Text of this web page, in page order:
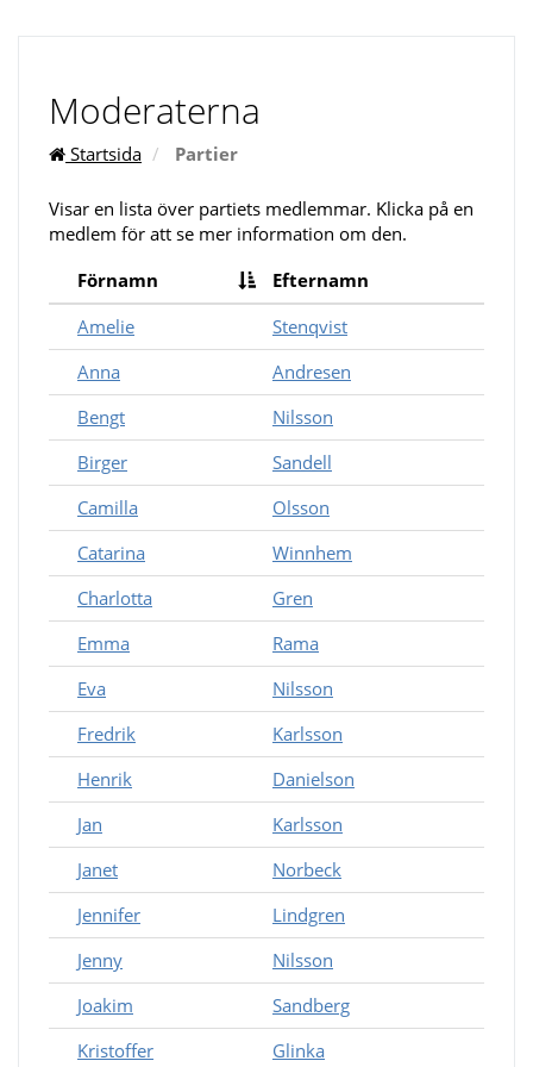
Moderaterna
Startsida Partier
Visar en lista över partiets medlemmar. Klicka på en
medlem för att se mer information om den.
Förnamn
Efternamn
Amelie
Stenqvist
Anna
Andresen
Bengt
Nilsson
Birger
Sandell
Camilla
Olsson
Catarina
Winnhem
Charlotta
Gren
Emma
Rama
Eva
Nilsson
Fredrik
Karlsson
Henrik
Danielson
Jan
Karlsson
Janet
Norbeck
Jennifer
Lindgren
Jenny
Nilsson
Joakim
Sandberg
Kristoffer
Glinka